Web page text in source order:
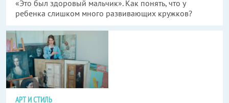
«Это был здоровый мальчик». Как понять, что у
ребенка слишком много развивающих кружков?
АРТ И СТИЛЬ